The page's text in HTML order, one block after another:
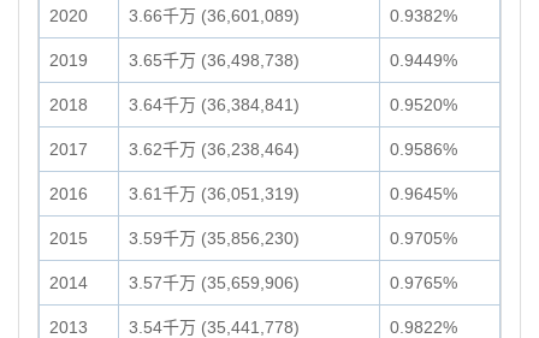
2020 3.66千万 (36,601,089) 0.9382%
2019 3.65千万 (36,498,738) 0.9449%
2018 3.64千万 (36,384,841) 0.9520%
2017 3.62千万 (36,238,464) 0.9586%
2016 3.61千万 (36,051,319) 0.9645%
2015 3.59千万 (35,856,230) 0.9705%
2014 3.57千万 (35,659,906) 0.9765%
2013 3.54千万 (35,441,778) 0.9822%